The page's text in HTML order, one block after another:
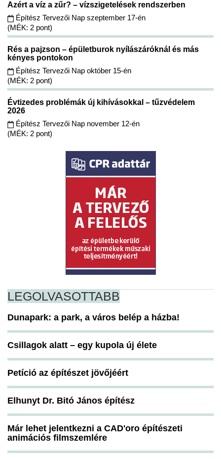
Azért a víz a zűr? – vízszigetelések rendszerben
Építész Tervezői Nap szeptember 17-én
(MÉK: 2 pont)
Rés a pajzson – épületburok nyílászáróknál és más
kényes pontokon
Építész Tervezői Nap október 15-én
(MÉK: 2 pont)
Évtizedes problémák új kihívásokkal – tűzvédelem
2026
Építész Tervezői Nap november 12-én
(MÉK: 2 pont)
LEGOLVASOTTABB
Dunapark: a park, a város belép a házba!
Csillagok alatt – egy kupola új élete
Petíció az építészet jövőjéért
Elhunyt Dr. Bitó János építész
Már lehet jelentkezni a CAD'oro építészeti
animációs filmszemlére